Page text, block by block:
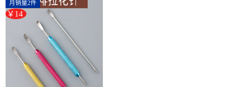
钢(朝暮之家整理大师专卖店仅
售13.53元)
￥14
月销量2件